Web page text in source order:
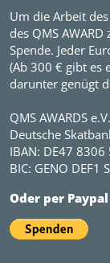
Um die Arbeit
des QMS
Spende. Jeder
(Ab 300 € gibt es
darunter genügt
QMS AWARDS e.V.
Deutsche
IBAN: DE47
BIC: GENO DEF1
Oder per Paypal